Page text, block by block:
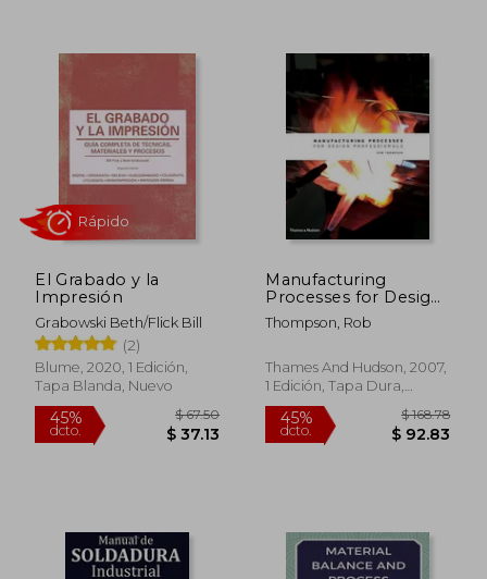
45%
dcto. $ 56.13
45%
dcto.
El Grabado y la
Impresión
Grabowski Beth/Flick Bill
(2)
Blume, 2020, 1 Edición,
Tapa Blanda, Nuevo
Manufacturing
Processes for Design
Professionals (en
Inglés)
Thompson, Rob
Thames And Hudson, 2007,
1 Edición, Tapa Dura,
Nuevo